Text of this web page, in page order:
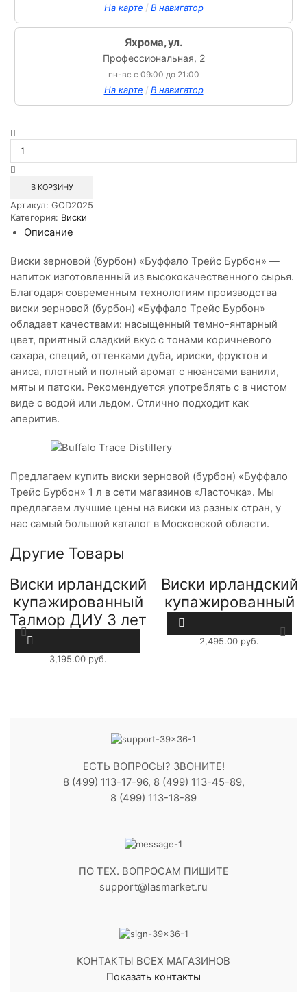
На карте / В навигатор
Яхрома, ул.
Профессиональная, 2
пн-вс с 09:00 до 21:00
На карте / В навигатор
товара
Виски
Бурбон
Трейс
Бурбон
0,7л
В КОРЗИНУ
Артикул: GOD2025
Категория: Виски
Описание
Виски зерновой (бурбон) «Буффало Трейс Бурбон» —
напиток изготовленный из высококачественного сырья.
Благодаря современным технологиям производства
виски зерновой (бурбон) «Буффало Трейс Бурбон»
обладает качествами: насыщенный темно-янтарный
цвет, приятный сладкий вкус с тонами коричневого
сахара, специй, оттенками дуба, ириски, фруктов и
аниса, плотный и полный аромат с нюансами ванили,
мяты и патоки. Рекомендуется употреблять с в чистом
виде с водой или льдом. Отлично подходит как
аперитив.
Предлагаем купить виски зерновой (бурбон) «Буффало
Трейс Бурбон» 1 л в сети магазинов «Ласточка». Мы
предлагаем лучшие цены на виски из разных стран, у
нас самый большой каталог в Московской области.
Другие Товары
Виски ирландский
купажированный
Талмор ДИУ 3 лет
3,195.00 руб.
Виски ирландский
купажированный
Джемесон 0,7л
2,495.00 руб.
ЕСТЬ ВОПРОСЫ? ЗВОНИТЕ!
8 (499) 113-17-96, 8 (499) 113-45-89,
8 (499) 113-18-89
ПО ТЕХ. ВОПРОСАМ ПИШИТЕ
support@lasmarket.ru
КОНТАКТЫ ВСЕХ МАГАЗИНОВ
Показать контакты